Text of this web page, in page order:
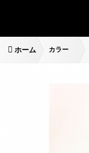
ホーム カラー